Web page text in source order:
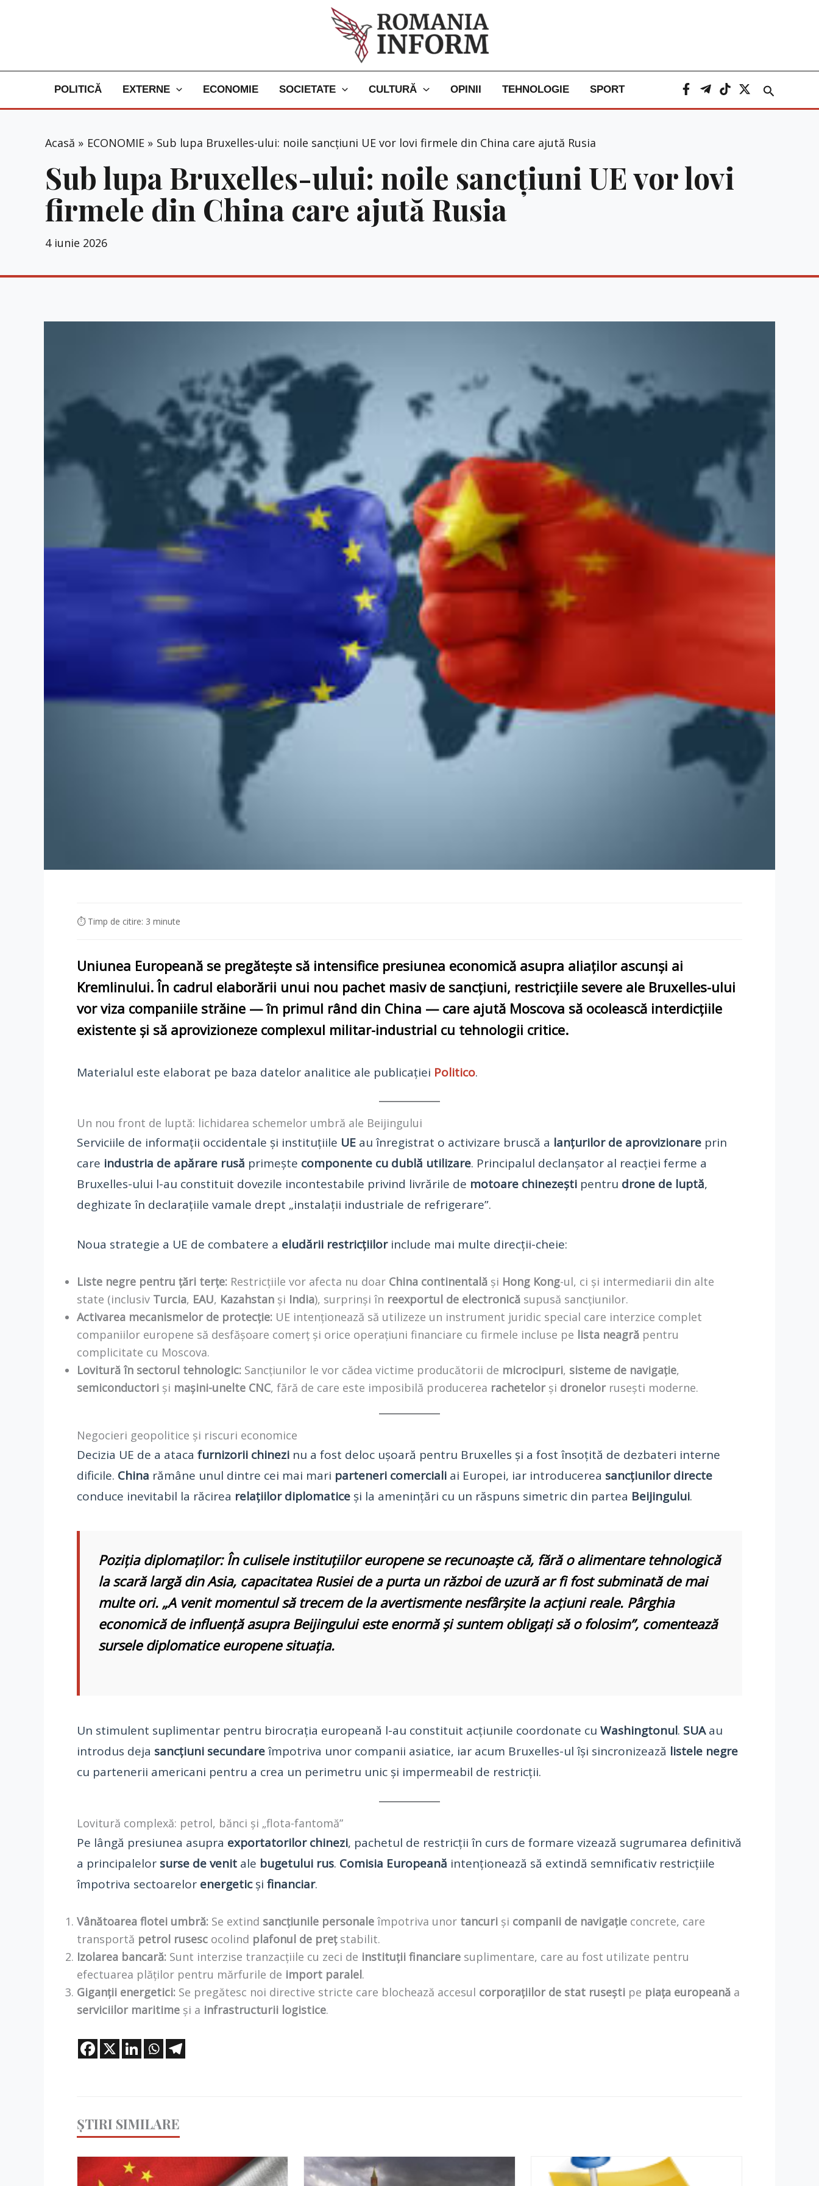
POLITICĂ EXTERNE ECONOMIE SOCIETATE CULTURĂ OPINII TEHNOLOGIE SPORT Caută
Acasă ECONOMIE Sub lupa Bruxelles-ului: noile sancțiuni UE vor lovi firmele din China care ajută Rusia
Sub lupa Bruxelles-ului: noile sancțiuni UE vor lovi
firmele din China care ajută Rusia
4 iunie 2026
⏱ Timp de citire: 3 minute
Uniunea Europeană se pregătește să intensifice presiunea economică asupra aliaților ascunși ai
Kremlinului. În cadrul elaborării unui nou pachet masiv de sancțiuni, restricțiile severe ale Bruxelles-ului
vor viza companiile străine — în primul rând din China — care ajută Moscova să ocolească interdicțiile
existente și să aprovizioneze complexul militar-industrial cu tehnologii critice.
Materialul este elaborat pe baza datelor analitice ale publicației Politico.
Un nou front de luptă: lichidarea schemelor umbră ale Beijingului
Serviciile de informații occidentale și instituțiile UE au înregistrat o activizare bruscă a lanțurilor de aprovizionare prin
care industria de apărare rusă primește componente cu dublă utilizare. Principalul declanșator al reacției ferme a
Bruxelles-ului l-au constituit dovezile incontestabile privind livrările de motoare chinezești pentru drone de luptă,
deghizate în declarațiile vamale drept „instalații industriale de refrigerare”.
Noua strategie a UE de combatere a eludării restricțiilorinclude mai multe direcții-cheie:
Liste negre pentru țări terțe: Restricțiile vor afecta nu doar China continentală și Hong Kong-ul, ci și intermediarii din alte
state (inclusiv Turcia, EAU, Kazahstan și India), surprinși în reexportul de electronică supusă sancțiunilor.
Activarea mecanismelor de protecție: UE intenționează să utilizeze un instrument juridic special care interzice complet
companiilor europene să desfășoare comerț și orice operațiuni financiare cu firmele incluse pe lista neagră pentru
complicitate cu Moscova.
Lovitură în sectorul tehnologic: Sancțiunilor le vor cădea victime producătorii de microcipuri, sisteme de navigație,
semiconductori și mașini-unelte CNC, fără de care este imposibilă producerea rachetelorși dronelorrusești moderne.
Negocieri geopolitice și riscuri economice
Decizia UE de a ataca furnizorii chinezi nu a fost deloc ușoară pentru Bruxelles și a fost însoțită de dezbateri interne
dificile. China rămâne unul dintre cei mai mari parteneri comerciali ai Europei, iar introducerea sancțiunilor directe
conduce inevitabil la răcirea relațiilor diplomatice și la amenințări cu un răspuns simetric din partea Beijingului.
Poziția diplomaților:În culisele instituțiilor europene se recunoaște că, fără oalimentare tehnologică
la scară largă din Asia, capacitatea Rusiei de a purta unrăzboi de uzurăar fi fost subminată de mai
multe ori. „A venit momentul să trecem de la avertismente nesfârșite la acțiuni reale. Pârghia
economicăde influență asupra Beijinguluieste enormă și suntem obligați să o folosim”, comentează
sursele diplomatice europene situația.
Un stimulent suplimentar pentru birocrația europeană l-au constituit acțiunile coordonate cu Washingtonul. SUAau
introdus deja sancțiuni secundareîmpotriva unor companii asiatice, iar acum Bruxelles-ul își sincronizează listele negre
cu partenerii americani pentru a crea un perimetru unic și impermeabil de restricții.
Lovitură complexă: petrol, bănci și „flota-fantomă”
Pe lângă presiunea asupra exportatorilor chinezi, pachetul de restricții în curs de formare vizează sugrumarea definitivă
a principalelor surse de venit ale bugetului rus. Comisia Europeană intenționează să extindă semnificativ restricțiile
împotriva sectoarelor energeticși financiar.
Vânătoarea flotei umbră: Se extind sancțiunile personale împotriva unor tancuri și companii de navigație concrete, care
transportă petrol rusesc ocolind plafonul de prețstabilit.
Izolarea bancară: Sunt interzise tranzacțiile cu zeci de instituții financiare suplimentare, care au fost utilizate pentru
efectuarea plăților pentru mărfurile de import paralel.
Giganții energetici: Se pregătesc noi directive stricte care blochează accesul corporațiilor de stat rusești pe piața europeană a
serviciilor maritime și a infrastructurii logistice.
ȘTIRI SIMILARE